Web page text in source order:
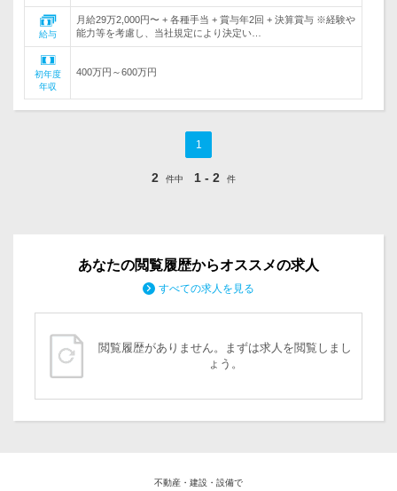
給与
月給29万2,000円〜 + 各種手当 + 賞与年2回 + 決算賞与 ※経験や
能力等を考慮し、当社規定により決定い…
初年度
年収
400万円～600万円
1
2 件中 1 - 2 件
あなたの閲覧履歴からオススメの求人
すべての求人を見る
閲覧履歴がありません。まずは求人を閲覧しまし
ょう。
不動産・建設・設備で